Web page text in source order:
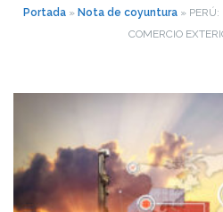
Portada» Nota de coyuntura»
COMERCIO